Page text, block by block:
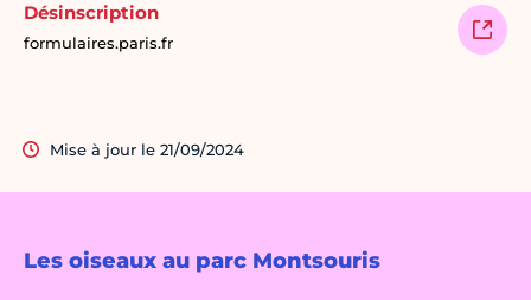
Les oiseaux au parc Montsouris
Désinscription
formulaires.paris.fr
Mise à jour le 21/09/2024